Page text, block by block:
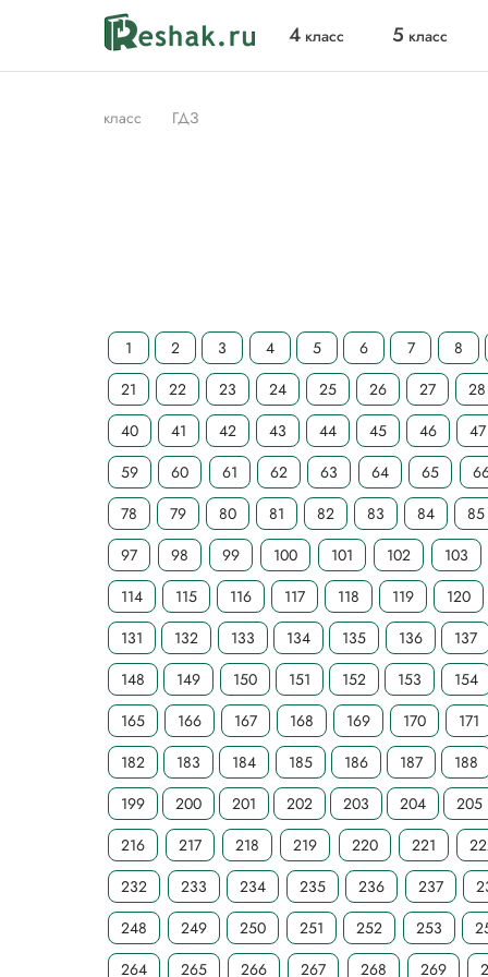
4 класс 5 класс
класс ГДЗ
1 2 3 4 5 6 7
8
21
22 23 24 25 26 27
28
40
41 42 43 44 45 46
47
59
60 61 62 63 64 65
78
79 80 81 82 83 84
85
97
98 99 100 101 102
103
114
115 116 117 118 119
120
131
132 133 134 135 136
137
148
149 150 151 152 153
154
165
166 167 168 169 170
171
182
183 184 185 186 187
188
199
200 201 202 203 204
205
216
217 218 219 220 221
232
233 234 235 236 237
248
249 250 251 252 253
264
265 266 267 268 269